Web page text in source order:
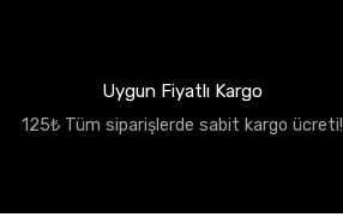
Uygun Fiyatlı Kargo
125₺ Tüm siparişlerde sabit kargo ücreti!